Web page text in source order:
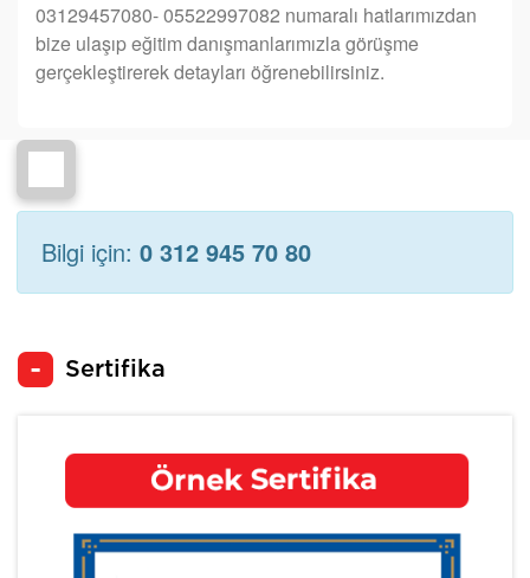
03129457080- 05522997082 numaralı hatlarımızdan
bize ulaşıp eğitim danışmanlarımızla görüşme
gerçekleştirerek detayları öğrenebilirsiniz.
Bilgi için: 0 312 945 70 80
Sertifika